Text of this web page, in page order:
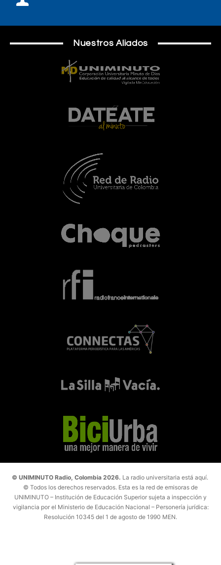
Nuestros Aliados
© UNIMINUTO Radio, Colombia 2026. La radio universitaria está aquí.
© Todos los derechos reservados. Esta es la red de emisoras de
UNIMINUTO – Institución de Educación Superior sujeta a inspección y
vigilancia por el Ministerio de Educación Nacional – Personería jurídica:
Resolución 10345 del 1 de agosto de 1990 MEN.